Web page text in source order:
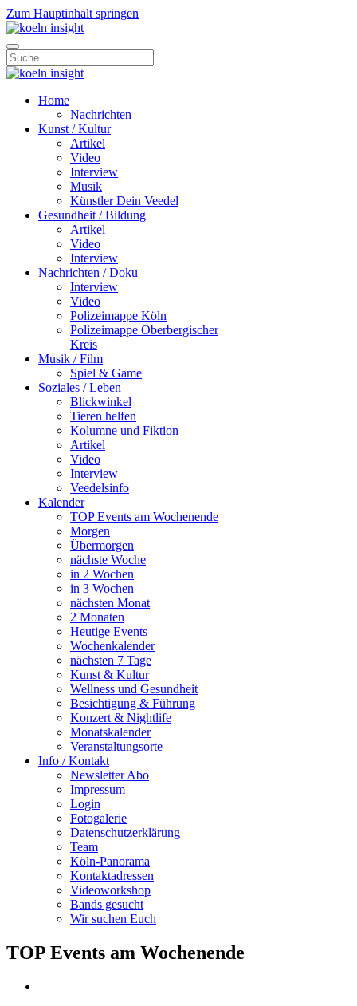
Zum Hauptinhalt springen
Home
Nachrichten
Kunst / Kultur
Artikel
Video
Interview
Musik
Künstler Dein Veedel
Gesundheit / Bildung
Artikel
Video
Interview
Nachrichten / Doku
Interview
Video
Polizeimappe Köln
Polizeimappe Oberbergischer
Kreis
Musik / Film
Spiel & Game
Soziales / Leben
Blickwinkel
Tieren helfen
Kolumne und Fiktion
Artikel
Video
Interview
Veedelsinfo
Kalender
TOP Events am Wochenende
Morgen
Übermorgen
nächste Woche
in 2 Wochen
in 3 Wochen
nächsten Monat
2 Monaten
Heutige Events
Wochenkalender
nächsten 7 Tage
Kunst & Kultur
Wellness und Gesundheit
Besichtigung & Führung
Konzert & Nightlife
Monatskalender
Veranstaltungsorte
Info / Kontakt
Newsletter Abo
Impressum
Login
Fotogalerie
Datenschutzerklärung
Team
Köln-Panorama
Kontaktadressen
Videoworkshop
Bands gesucht
Wir suchen Euch
TOP Events am Wochenende